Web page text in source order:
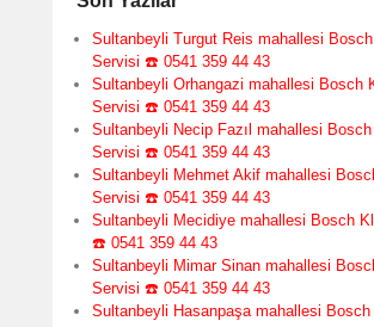
Sultanbeyli Turgut Reis mahallesi
Servisi ☎️ 0541 359 44 43
Sultanbeyli Orhangazi mahallesi Bosch
Servisi ☎️ 0541 359 44 43
Sultanbeyli Necip Fazıl mahallesi
Servisi ☎️ 0541 359 44 43
Sultanbeyli Mehmet Akif mahallesi
Servisi ☎️ 0541 359 44 43
Sultanbeyli Mecidiye mahallesi Bosch
☎️ 0541 359 44 43
Sultanbeyli Mimar Sinan mahallesi
Servisi ☎️ 0541 359 44 43
Sultanbeyli Hasanpaşa mahallesi